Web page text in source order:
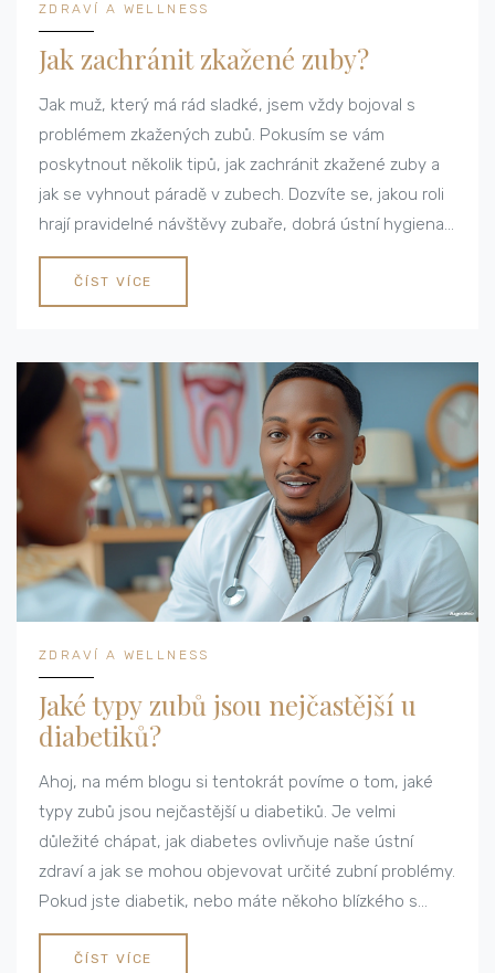
ZDRAVÍ A WELLNESS
Jak zachránit zkažené zuby?
Jak muž, který má rád sladké, jsem vždy bojoval s
problémem zkažených zubů. Pokusím se vám
poskytnout několik tipů, jak zachránit zkažené zuby a
jak se vyhnout páradě v zubech. Dozvíte se, jakou roli
hrají pravidelné návštěvy zubaře, dobrá ústní hygiena
a zdravá strava. A věřte mi, není to tak obtížné, jak se
ČÍST VÍCE
ZDRAVÍ A WELLNESS
Jaké typy zubů jsou nejčastější u
diabetiků?
Ahoj, na mém blogu si tentokrát povíme o tom, jaké
typy zubů jsou nejčastější u diabetiků. Je velmi
důležité chápat, jak diabetes ovlivňuje naše ústní
zdraví a jak se mohou objevovat určité zubní problémy.
Pokud jste diabetik, nebo máte někoho blízkého s
tímto onemocněním, jistě vás můj nejnovější blogový
příspěvek zaujme. Připravila jsem pro vás spoustu
ČÍST VÍCE